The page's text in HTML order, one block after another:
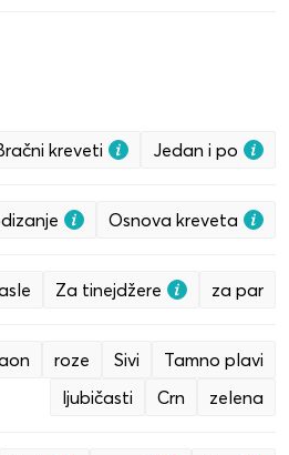
kreveti Jedan i po
Osnova kreveta
Za tinejdžere za par
roze Sivi
Tamno plavi
ljubičasti
Crn zelena